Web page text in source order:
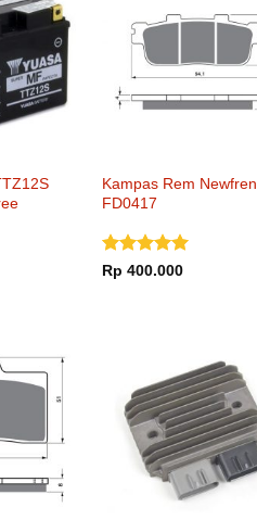
Kampas Rem Newfren
FD0417
Dinilai5
Rp 400.000